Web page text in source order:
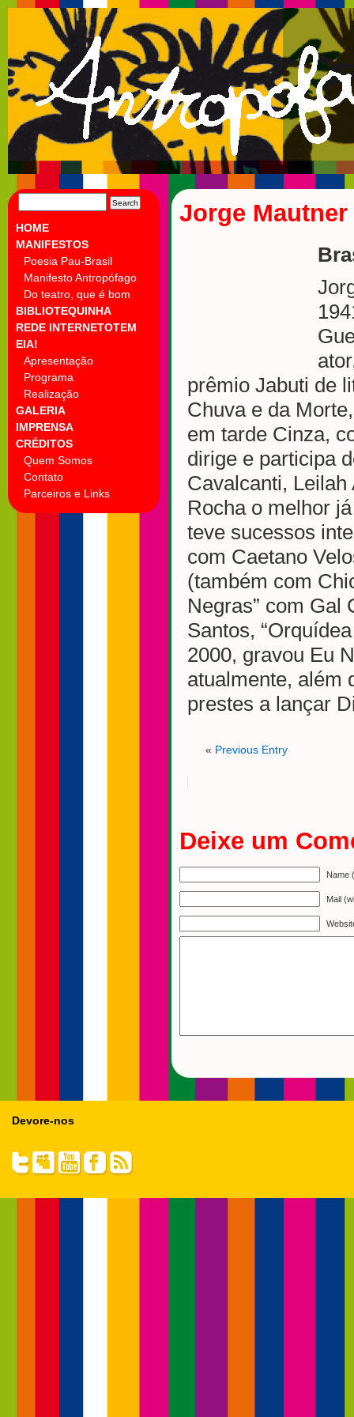
FOR:
HOME
MANIFESTOS
Poesia Pau-Brasil
Manifesto Antropófago
Do teatro, que é bom
BIBLIOTEQUINHA
REDE INTERNETOTEM
EIA!
Apresentação
Programa
Realização
GALERIA
IMPRENSA
CRÉDITOS
Quem Somos
Contato
Parceiros e Links
Jorge Mautner
prêmio Jabuti de
Chuva e da
em tarde Cinza,
dirige e participa
Cavalcanti,
Rocha o melhor
teve sucessos
com Caetano
(também com
Negras” com Gal
Santos,
2000, gravou Eu
atualmente, além
prestes a lançar
« Previous Entry
Deixe um
Name
Mail
Devore-nos